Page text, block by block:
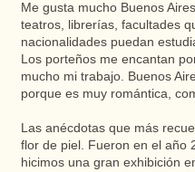
Me gusta mucho Buenos
teatros, librerías, facultades
nacionalidades puedan
Los porteños me encantan
mucho mi trabajo. Buenos
porque es muy romántica,
Las anécdotas que más
flor de piel. Fueron en el año
hicimos una gran exhibición